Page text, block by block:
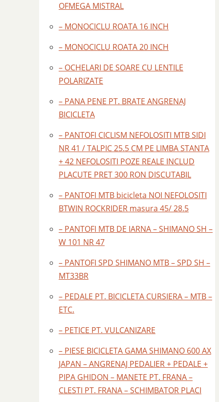
OFMEGA MISTRAL
– MONOCICLU ROATA 16 INCH
– MONOCICLU ROATA 20 INCH
– OCHELARI DE SOARE CU LENTILE
POLARIZATE
– PANA PENE PT. BRATE ANGRENAJ
BICICLETA
– PANTOFI CICLISM NEFOLOSITI MTB SIDI
NR 41 / TALPIC 25.5 CM PE LIMBA STANTA
+ 42 NEFOLOSITI POZE REALE INCLUD
PLACUTE PRET 300 RON DISCUTABIL
– PANTOFI MTB bicicleta NOI NEFOLOSITI
BTWIN ROCKRIDER masura 45/ 28.5
– PANTOFI MTB DE IARNA – SHIMANO SH –
W 101 NR 47
– PANTOFI SPD SHIMANO MTB – SPD SH –
MT33BR
– PEDALE PT. BICICLETA CURSIERA – MTB –
ETC.
– PETICE PT. VULCANIZARE
– PIESE BICICLETA GAMA SHIMANO 600 AX
JAPAN – ANGRENAJ PEDALIER + PEDALE +
PIPA GHIDON – MANETE PT. FRANA –
CLESTI PT. FRANA – SCHIMBATOR PLACI